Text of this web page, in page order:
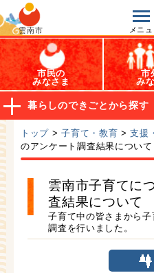
雲南市 メニ
オープンデータ
市民の
みなさま
市
み
暮らしのできごとから探す
トップ >子育て・教育 >支援
のアンケート調査結果について
雲南市子育てに
査結果について
子育て中の皆さまから
調査を行いました。